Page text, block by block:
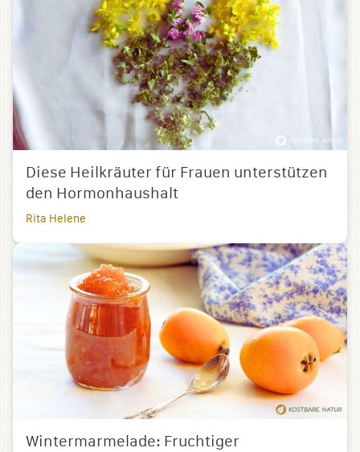
Diese Heilkräuter für Frauen unterstützen
den Hormonhaushalt
Rita Helene
Wintermarmelade: Fruchtiger